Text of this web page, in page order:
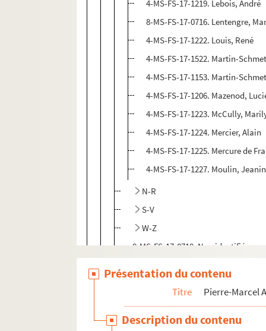
4-MS-FS-17-1219. Lebois, André
8-MS-FS-17-0716. Lentengre,
4-MS-FS-17-1222. Louis, René
4-MS-FS-17-1522. Martin-
4-MS-FS-17-1153. Martin-
4-MS-FS-17-1206. Mazenod,
4-MS-FS-17-1223. McCully,
4-MS-FS-17-1224. Mercier, Alain
4-MS-FS-17-1225. Mercure de
4-MS-FS-17-1227. Moulin,
N-R
S-V
W-Z
8-MS-FS-17-0718. Non identifiés
Dossiers documentaires
Présentation du contenu
Titre Pierre-Marcel
Description du contenu